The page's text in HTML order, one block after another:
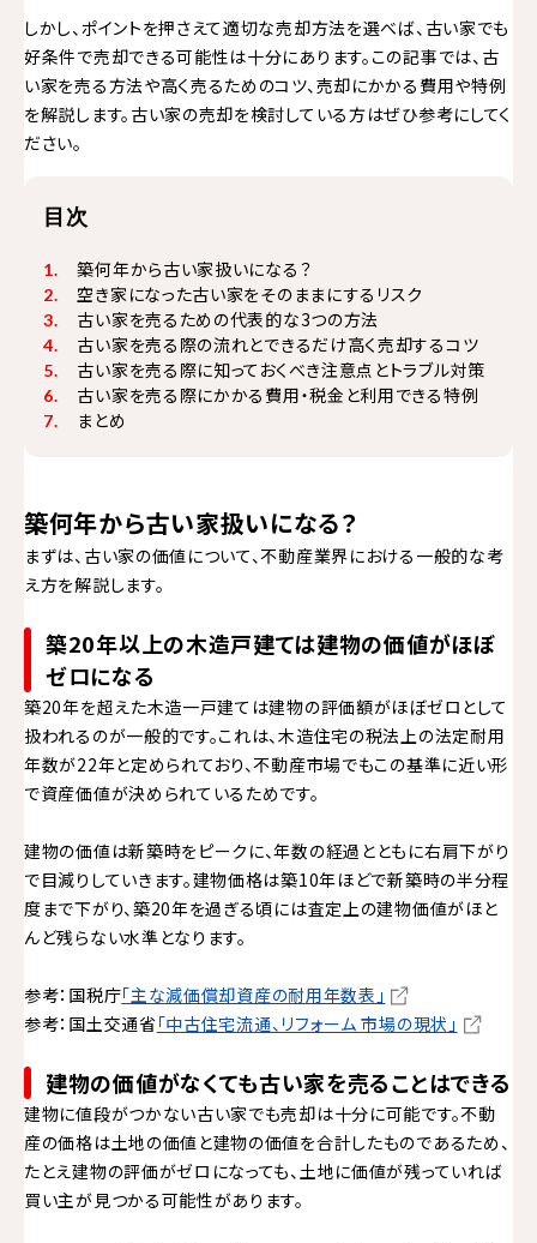
しかし、ポイントを押さえて適切な売却方法を選べば、古い家でも
好条件で売却できる可能性は十分にあります。この記事では、古
い家を売る方法や高く売るためのコツ、売却にかかる費用や特例
を解説します。古い家の売却を検討している方はぜひ参考にしてく
ださい。
目次
築何年から古い家扱いになる？
空き家になった古い家をそのままにするリスク
古い家を売るための代表的な3つの方法
古い家を売る際の流れとできるだけ高く売却するコツ
古い家を売る際に知っておくべき注意点とトラブル対策
古い家を売る際にかかる費用・税金と利用できる特例
まとめ
築何年から古い家扱いになる？
まずは、古い家の価値について、不動産業界における一般的な考
え方を解説します。
築20年以上の木造戸建ては建物の価値がほぼ
ゼロになる
築20年を超えた木造一戸建ては建物の評価額がほぼゼロとして
扱われるのが一般的です。これは、木造住宅の税法上の法定耐用
年数が22年と定められており、不動産市場でもこの基準に近い形
で資産価値が決められているためです。
建物の価値は新築時をピークに、年数の経過とともに右肩下がり
で目減りしていきます。建物価格は築10年ほどで新築時の半分程
度まで下がり、築20年を過ぎる頃には査定上の建物価値がほと
んど残らない水準となります。
参考：国税庁「主な減価償却資産の耐用年数表」
参考：国土交通省「中古住宅流通、リフォーム 市場の現状」
建物の価値がなくても古い家を売ることはできる
建物に値段がつかない古い家でも売却は十分に可能です。不動
産の価格は土地の価値と建物の価値を合計したものであるため、
たとえ建物の評価がゼロになっても、土地に価値が残っていれば
買い主が見つかる可能性があります。